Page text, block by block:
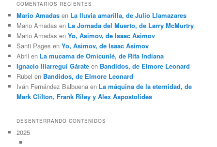
COMENTARIOS RECIENTES
Mario Amadas en La lluvia amarilla, de Julio Llamazares
Mario Amadas en La Jornada del Muerto, de Larry McMurtry
Mario Amadas enYo, Asimov, de Isaac Asimov
Santi Pages enYo, Asimov, de Isaac Asimov
Abril en La mucama de Omicunlé, de Rita Indiana
Ignacio Illarregui Gárate en Bandidos, de Elmore Leonard
Rubel en Bandidos, de Elmore Leonard
Iván Fernández Balbuena en La máquina de la eternidad, de
Mark Clifton, Frank Riley y Alex Aspostolides
DESENTERRANDO CONTENIDOS
2025